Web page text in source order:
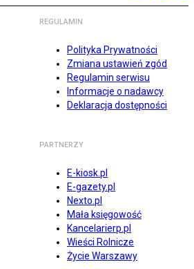
REGULAMIN
Polityka Prywatności
Zmiana ustawień zgód
Regulamin serwisu
Informacje o nadawcy
Deklaracja dostępności
PARTNERZY
E-kiosk.pl
E-gazety.pl
Nexto.pl
Mała księgowość
Kancelarierp.pl
Wieści Rolnicze
Życie Warszawy